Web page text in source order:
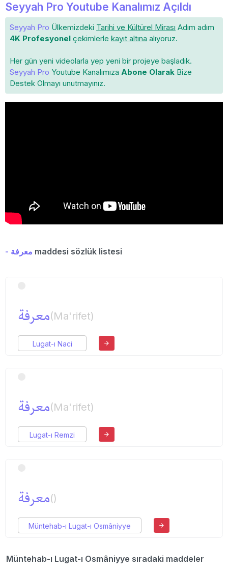
Seyyah Pro Youtube Kanalımız Açıldı
Seyyah Pro Ülkemizdeki Tarihi ve Kültürel Mirası Adım adım
4K Profesyonel çekimlerle kayıt altına alıyoruz.
Her gün yeni videolarla yep yeni bir projeye başladık.
Seyyah Pro Youtube Kanalımıza Abone Olarak Bize
Destek Olmayı unutmayınız.
- معرفة maddesi sözlük listesi
معرفة(Ma'rifet)
Lugat-ı Naci
معرفة(Ma'rifet)
Lugat-ı Remzi
معرفة()
Müntehab-ı Lugat-ı Osmâniyye
Müntehab-ı Lugat-ı Osmâniyye sıradaki maddeler